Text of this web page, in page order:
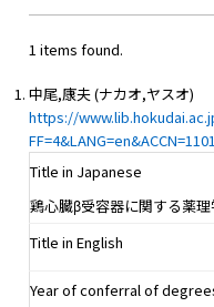
1 items found.
中尾,康夫 (ナカオ,ヤスオ)
https://
Title in Japanese
鶏心臓β受容器に関する薬
Title in English
Year of conferral of